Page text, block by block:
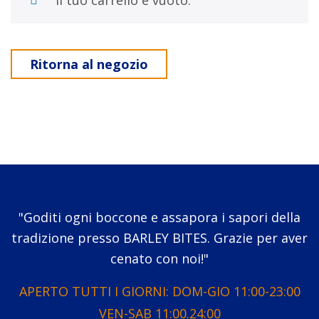
Ritorna al negozio
"Goditi ogni boccone e assapora i sapori della
tradizione presso BARLEY BITES. Grazie per aver
cenato con noi!"
APERTO TUTTI I GIORNI: DOM-GIO 11:00-23:00
VEN-SAB 11:00.24:00